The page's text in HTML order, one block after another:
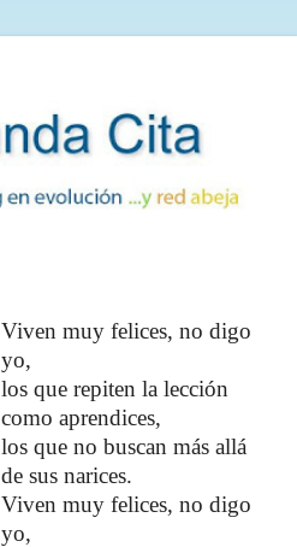
Viven muy felices, no digo
yo,
los que repiten la lección
como aprendices,
los que no buscan más allá
de sus narices.
Viven muy felices, no digo
yo,